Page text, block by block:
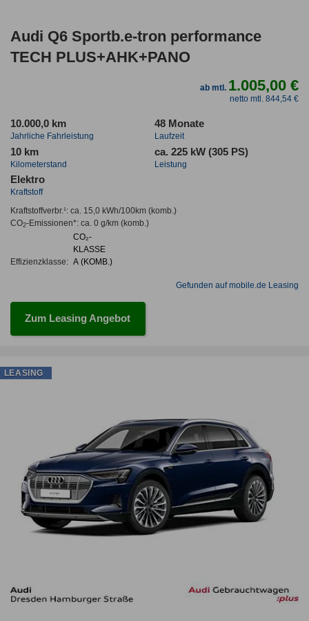
Audi Q6 Sportb.e-tron performance
TECH PLUS+AHK+PANO
ab mtl. 1.005,00 €
netto mtl. 844,54 €
10.000,0 km
Jahrliche Fahrleistung
48 Monate
Laufzeit
10 km
Kilometerstand
ca. 225 kW (305 PS)
Leistung
Elektro
Kraftstoff
Kraftstoffverbr.¹: ca. 15,0 kWh/100km(komb.)
CO2-Emissionen*: ca. 0 g/km(komb.)
Effizienzklasse:
CO₂-
KLASSE
A (KOMB.)
Gefunden auf mobile.de Leasing
Zum Leasing Angebot
LEASING